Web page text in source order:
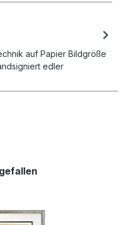
auf Papier Bildgröße
edler